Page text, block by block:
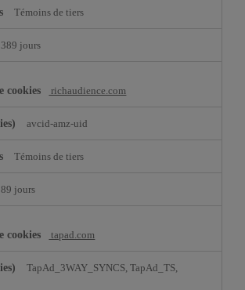
Témoins de tiers
389 jours
richaudience.com
avcid-amz-uid
Témoins de tiers
89 jours
tapad.com
TapAd_3WAY_SYNCS, TapAd_TS,